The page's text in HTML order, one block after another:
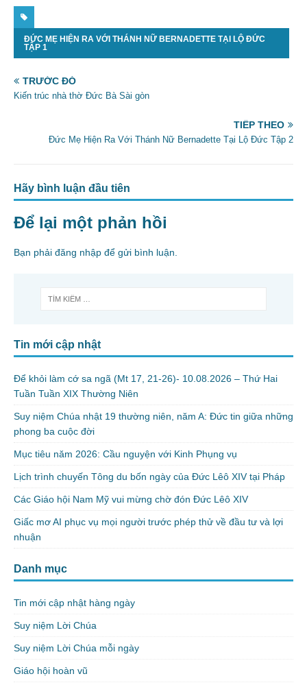
c
e
o
k
itt
er
ai
l
ar
e
ĐỨC MẸ HIỆN RA VỚI THÁNH NỮ BERNADETTE TẠI LỘ ĐỨC
TẬP 1
TRƯỚC ĐÓ
Kiến trúc nhà thờ Đức Bà Sài gòn
TIẾP THEO
Đức Mẹ Hiện Ra Với Thánh Nữ Bernadette Tại Lộ Đức Tập 2
Hãy bình luận đầu tiên
Để lại một phản hồi
Bạn phải đăng nhập để gửi bình luận.
Tin mới cập nhật
Để khỏi làm cớ sa ngã (Mt 17, 21-26)- 10.08.2026 – Thứ Hai
Tuần Tuần XIX Thường Niên
Suy niệm Chúa nhật 19 thường niên, năm A: Đức tin giữa những
phong ba cuộc đời
Mục tiêu năm 2026: Cầu nguyện với Kinh Phụng vụ
Lịch trình chuyến Tông du bốn ngày của Đức Lêô XIV tại Pháp
Các Giáo hội Nam Mỹ vui mừng chờ đón Đức Lêô XIV
Giấc mơ AI phục vụ mọi người trước phép thử về đầu tư và lợi
nhuận
Danh mục
Tin mới cập nhật hàng ngày
Suy niệm Lời Chúa
Suy niệm Lời Chúa mỗi ngày
Giáo hội hoàn vũ